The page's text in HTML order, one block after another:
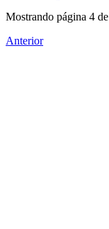
Mostrando página 4 de
Anterior